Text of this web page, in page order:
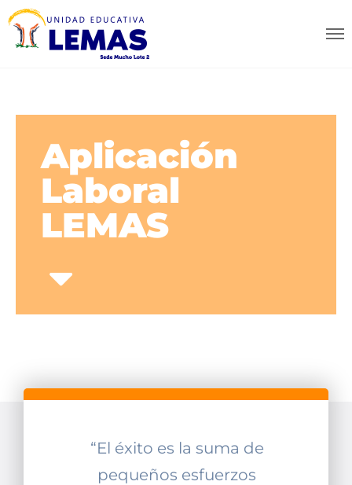
Aplicación
Laboral
LEMAS
“El éxito es la suma de
pequeños esfuerzos